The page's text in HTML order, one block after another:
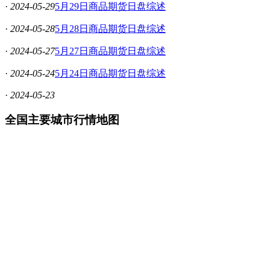
· 2024-05-295月29日商品期货日盘综述
· 2024-05-285月28日商品期货日盘综述
· 2024-05-275月27日商品期货日盘综述
· 2024-05-245月24日商品期货日盘综述
· 2024-05-23
全国主要城市行情地图